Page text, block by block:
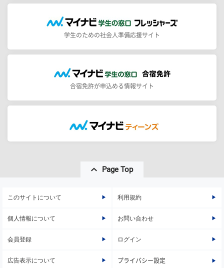
学生のための社会人準備応援サイト
合宿免許が申込める情報サイト
Page Top
このサイトについて 利用規約
個人情報について お問い合わせ
会員登録 ログイン
広告表示について プライバシー設定